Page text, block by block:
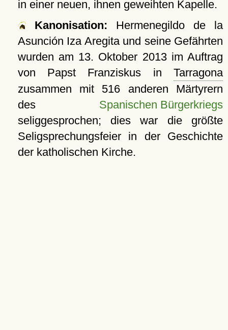
in einer neuen, ihnen geweihten Kapelle.
Kanonisation: Hermenegildo de la
Asunción Iza Aregita und seine Gefährten
wurden am 13. Oktober 2013im Auftrag
von Papst Franziskus in Tarragona
zusammen mit 516 anderen Märtyrern
des Spanischen Bürgerkriegs
seliggesprochen; dies war die größte
Seligsprechungsfeier in der Geschichte
der katholischen Kirche.